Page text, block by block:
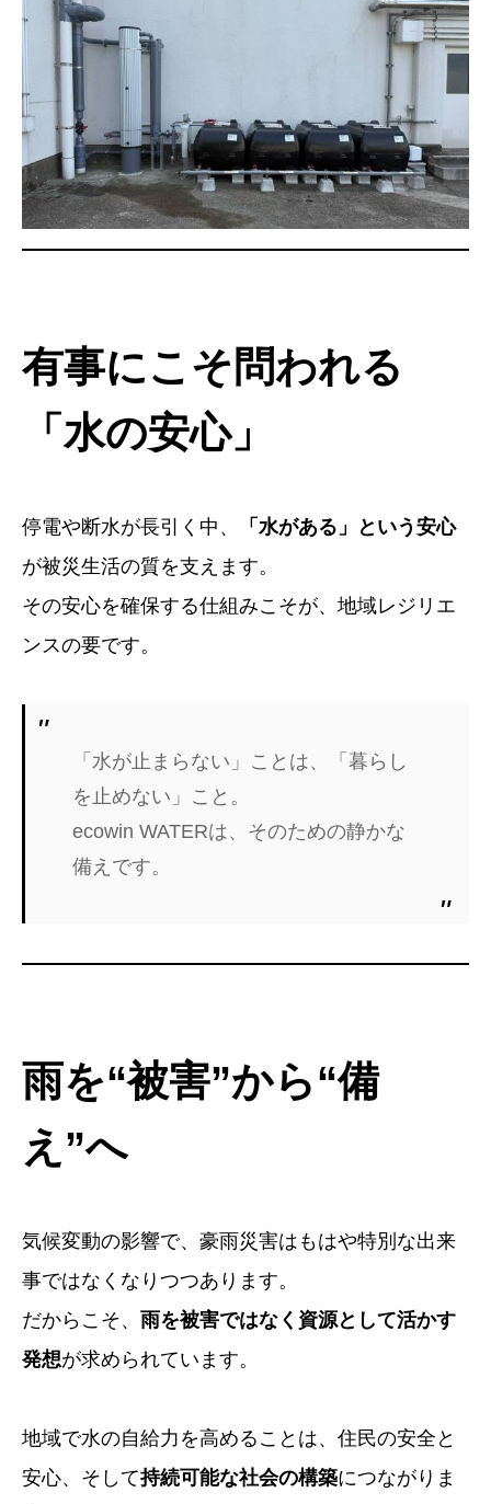
有事にこそ問われる
「水の安心」
停電や断水が長引く中、
「水がある」という安心
が被災生活の質を支えます。
その安心を確保する仕組みこそが、地域レジリエ
ンスの要です。
「水が止まらない」ことは、「暮らし
を止めない」こと。
ecowin WATERは、そのための静かな
備えです。
雨を“被害”から“備
え”へ
気候変動の影響で、豪雨災害はもはや特別な出来
事ではなくなりつつあります。
だからこそ、 雨を被害ではなく資源として活かす
発想が求められています。
地域で水の自給力を高めることは、住民の安全と
安心、そして持続可能な社会の構築につながりま